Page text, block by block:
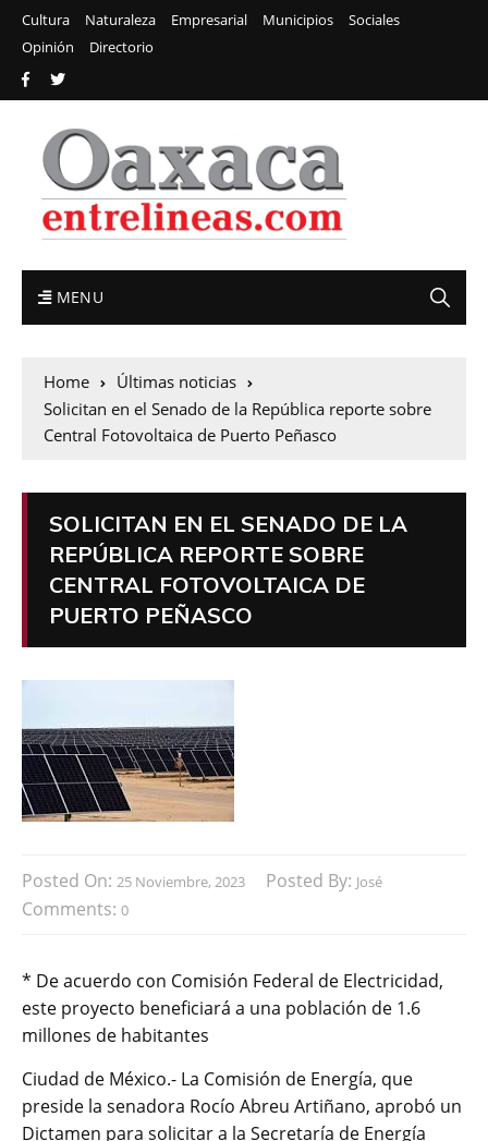
Cultura Naturaleza Empresarial Municipios
Sociales
Opinión
Directorio
MENU
Home
Últimas noticias
Solicitan en el Senado de la República reporte sobre
Central Fotovoltaica de Puerto Peñasco
SOLICITAN EN EL SENADO DE LA
REPÚBLICA REPORTE SOBRE
CENTRAL FOTOVOLTAICA DE
PUERTO PEÑASCO
Posted On: 25 Noviembre, 2023 Posted By: José
Comments: 0
* De acuerdo con Comisión Federal de Electricidad,
este proyecto beneficiará a una población de 1.6
millones de habitantes
Ciudad de México.- La Comisión de Energía, que
preside la senadora Rocío Abreu Artiñano, aprobó un
Dictamen para solicitar a la Secretaría de Energía